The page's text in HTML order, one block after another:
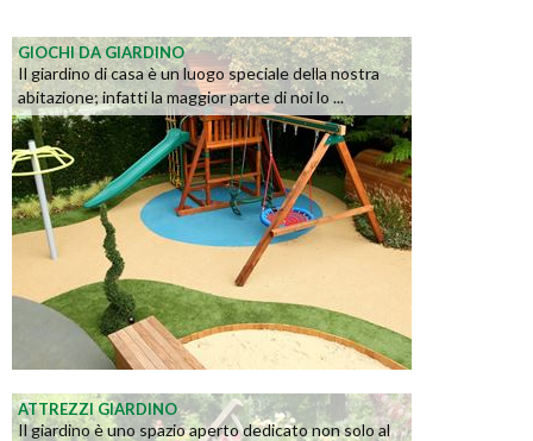
GIOCHI DA GIARDINO
Il giardino di casa è un luogo speciale della nostra
abitazione; infatti la maggior parte di noi lo ...
ATTREZZI GIARDINO
Il giardino è uno spazio aperto dedicato non solo al